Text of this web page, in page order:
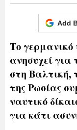
Add
Το γερμανικό
ανησυχεί για
στη Βαλτική,
της Ρωσίας
ναυτικό
για κάτι